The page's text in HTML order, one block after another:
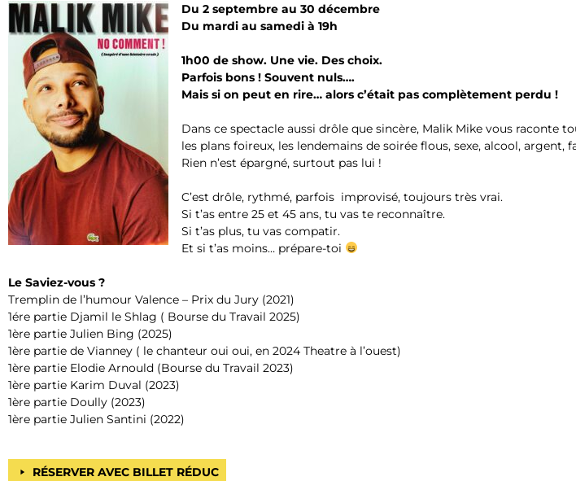
Du 2 septembre au 30 décembre
Du mardi au samedi à 19h
1h00 de show. Une vie. Des choix.
Parfois bons ! Souvent nuls….
Mais si on peut en rire… alors c’était pas complètement perdu !
Dans ce spectacle aussi drôle que sincère, Malik Mike vous raconte
les plans foireux, les lendemains de soirée flous, sexe, alcool, argent,
Rien n’est épargné, surtout pas lui !
C’est drôle, rythmé, parfois improvisé, toujours très vrai.
Si t’as entre 25 et 45 ans, tu vas te reconnaître.
Si t’as plus, tu vas compatir.
Et si t’as moins… prépare-toi
Le Saviez-vous ?
Tremplin de l’humour Valence – Prix du Jury (2021)
1ére partie Djamil le Shlag ( Bourse du Travail 2025)
1ère partie Julien Bing (2025)
1ère partie de Vianney ( le chanteur oui oui, en 2024 Theatre à l’ouest)
1ère partie Elodie Arnould (Bourse du Travail 2023)
1ère partie Karim Duval (2023)
1ère partie Doully (2023)
1ère partie Julien Santini (2022)
RÉSERVER AVEC BILLET RÉDUC